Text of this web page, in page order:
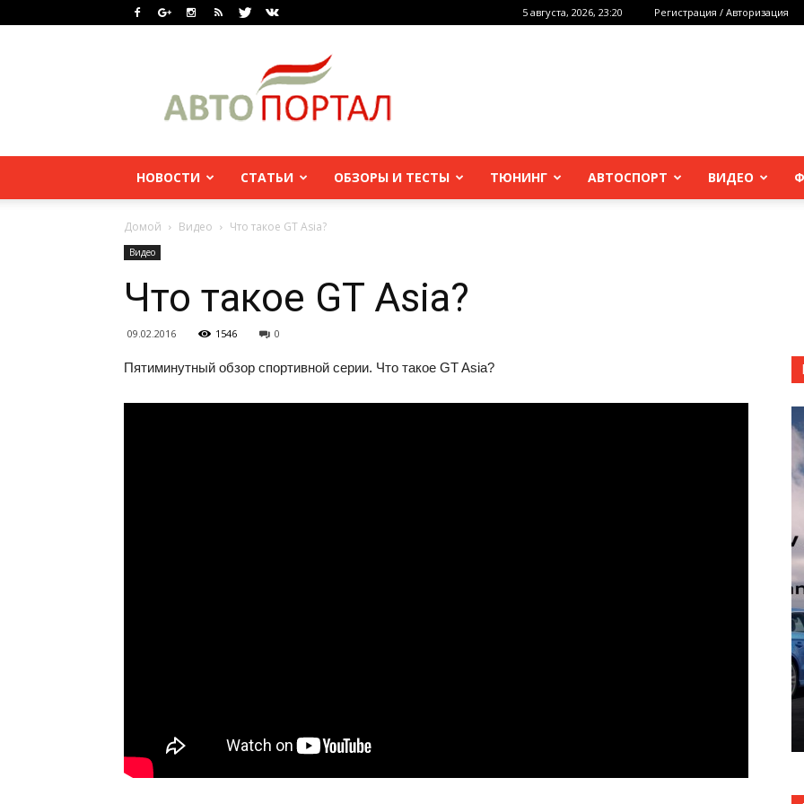
5 августа, 2026, 23:20 Регистрация / Авторизация
НОВОСТИ СТАТЬИ ОБЗОРЫ И ТЕСТЫ ТЮНИНГ АВТОСПОРТ ВИДЕО
Домой Видео Что такое GT Asia?
Видео
Что такое GT Asia?
09.02.2016 1546 0
Пятиминутный обзор спортивной серии. Что такое GTAsia?